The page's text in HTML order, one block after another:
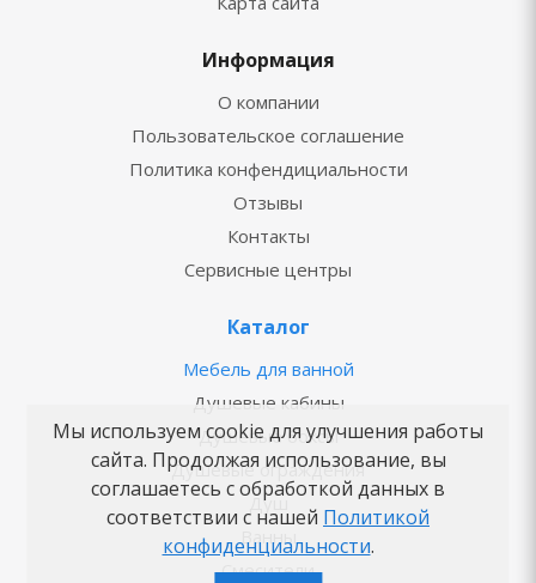
Информация
О компании
Пользовательское соглашение
Политика конфендициальности
Отзывы
Контакты
Сервисные центры
Каталог
Мебель для ванной
Душевые кабины
Душевые боксы
Душевые ограждения
Душ
Ванны
Смесители
Мы используем cookie для улучшения работы
сайта. Продолжая использование, вы
соглашаетесь с обработкой данных в
соответствии с нашей Политикой
конфиденциальности.